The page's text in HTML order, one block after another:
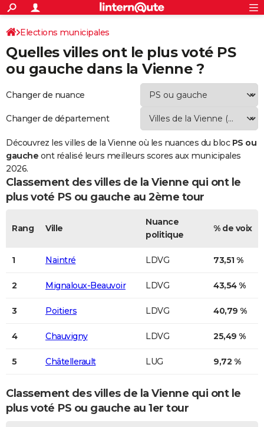
ACTUALITÉS
Politique
Société
Faits Divers
Education
Monde
Villes
+
SPORT
Coupe du monde 2026
Football
Tennis
Cyclisme
Rugby
Forum
CULTURE
Mobiles
Meilleur smartphone
Internet
Ordinateurs
Jeux vidéo
Guide high-tech
+
BRICOLAGE
Forum
Aménagement intérieur
Extérieur
Cuisine
Salle de bains
Jardinage
Rangement
+WEEK-END
Guides de France
Escapades
Patrimoine
Expositions
Musées
Week-end nature
+
Art de vivre
Bien-être
Loisirs
Mode
Modes de vie
SANTE
Dictionnaire
Biographies
Citations
Expressions
Proverbes
PROGRAMME TV
Elections municipales
Classement PS ou gauche de la Vienne
Quelles villes ont le plus voté PS
ou gauche dans la Vienne ?
Changer de nuance
Changer de département
Découvrez les villes de la Vienne où les nuances du bloc PS ou
gauche ont réalisé leurs meilleurs scores aux municipales
2026.
Classement des villes de la Vienne qui ont le
plus voté PS ou gauche au 2ème tour
Rang Ville
Nuance
politique
% de voix
1 Naintré LDVG 73,51 %
2 Mignaloux-Beauvoir LDVG 43,54 %
3 Poitiers LDVG 40,79 %
4 Chauvigny LDVG 25,49 %
5 Châtellerault LUG 9,72 %
Classement des villes de la Vienne qui ont le
plus voté PS ou gauche au 1er tour